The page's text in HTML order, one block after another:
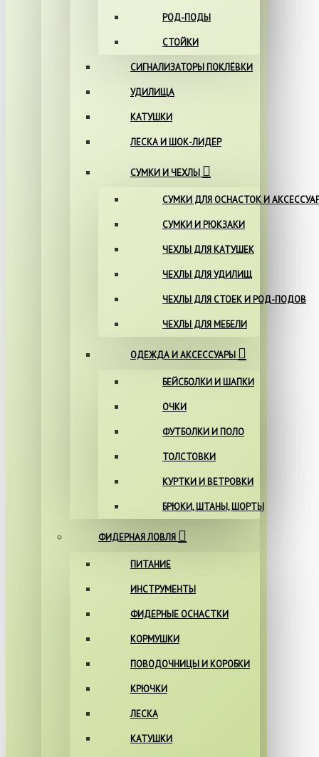
РОД-ПОДЫ
СТОЙКИ
СИГНАЛИЗАТОРЫ ПОКЛЁВКИ
УДИЛИЩА
КАТУШКИ
ЛЕСКА И ШОК-ЛИДЕР
СУМКИ И ЧЕХЛЫ
СУМКИ ДЛЯ ОСНАСТОК И
СУМКИ И РЮКЗАКИ
ЧЕХЛЫ ДЛЯ КАТУШЕК
ЧЕХЛЫ ДЛЯ УДИЛИЩ
ЧЕХЛЫ ДЛЯ СТОЕК И РОД-ПОДОВ
ЧЕХЛЫ ДЛЯ МЕБЕЛИ
ОДЕЖДА И АКСЕССУАРЫ
БЕЙСБОЛКИ И ШАПКИ
ОЧКИ
ФУТБОЛКИ И ПОЛО
ТОЛСТОВКИ
КУРТКИ И ВЕТРОВКИ
БРЮКИ, ШТАНЫ, ШОРТЫ
ФИДЕРНАЯ ЛОВЛЯ
ПИТАНИЕ
ИНСТРУМЕНТЫ
ФИДЕРНЫЕ ОСНАСТКИ
КОРМУШКИ
ПОВОДОЧНИЦЫ И КОРОБКИ
КРЮЧКИ
ЛЕСКА
КАТУШКИ